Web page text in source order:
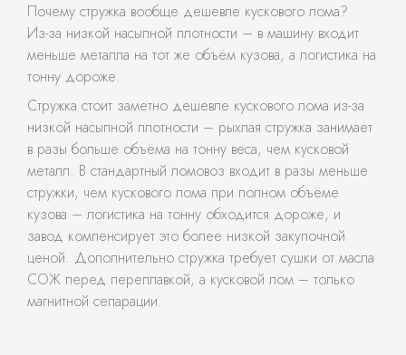
Почему стружка вообще дешевле кускового лома?
Из-за низкой насыпной плотности – в машину входит
меньше металла на тот же объём кузова, а логистика на
тонну дороже.
Стружка стоит заметно дешевле кускового лома из-за
низкой насыпной плотности – рыхлая стружка занимает
в разы больше объёма на тонну веса, чем кусковой
металл. В стандартный ломовоз входит в разы меньше
стружки, чем кускового лома при полном объёме
кузова – логистика на тонну обходится дороже, и
завод компенсирует это более низкой закупочной
ценой. Дополнительно стружка требует сушки от масла
СОЖ перед переплавкой, а кусковой лом – только
магнитной сепарации.